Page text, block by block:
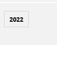
2022